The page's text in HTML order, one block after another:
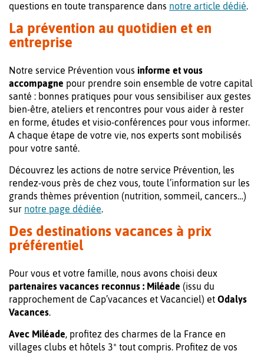
questions en toute transparence dans notre article dédié.
La prévention au quotidien et en
entreprise
Notre service Prévention vous informe et vous
accompagne pour prendre soin ensemble de votre capital
santé : bonnes pratiques pour vous sensibiliser aux gestes
bien-être, ateliers et rencontres pour vous aider à rester
en forme, études et visio-conférences pour vous informer.
A chaque étape de votre vie, nos experts sont mobilisés
pour votre santé.
Découvrez les actions de notre service Prévention, les
rendez-vous près de chez vous, toute l’information sur les
grands thèmes prévention (nutrition, sommeil, cancers…)
sur notre page dédiée.
Des destinations vacances à prix
préférentiel
Pour vous et votre famille, nous avons choisi deux
partenaires vacances reconnus : Miléade (issu du
rapprochement de Cap’vacances et Vacanciel) et Odalys
Vacances.
Avec Miléade, profitez des charmes de la France en
villages clubs et hôtels 3* tout compris. Profitez de vos